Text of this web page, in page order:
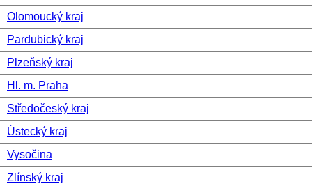
Olomoucký kraj
Pardubický kraj
Plzeňský kraj
Hl. m. Praha
Středočeský kraj
Ústecký kraj
Vysočina
Zlínský kraj